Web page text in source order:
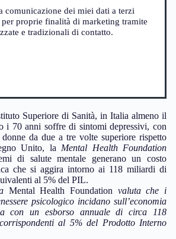
comunicazione dei miei dati a terzi
proprie finalità di marketing tramite
e tradizionali di contatto.
Superiore di Sanità, in Italia almeno il
i 70 anni soffre di sintomi depressivi, con
da due a tre volte superiore rispetto
Unito, la Mental Health Foundation
di salute mentale generano un costo
che si aggira intorno ai 118 miliardi di
al 5% del PIL.
Mental Health Foundation valuta che i
psicologico incidano sull’economia
con un esborso annuale di circa 118
al 5% del Prodotto Interno